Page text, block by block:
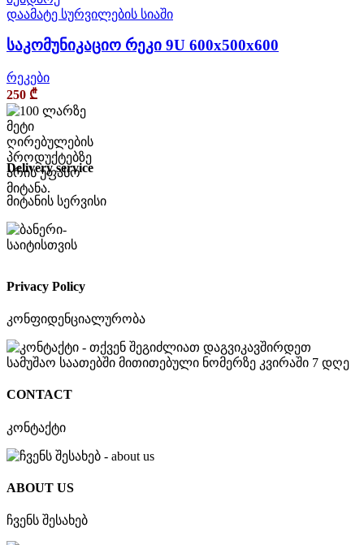
დაამატე სურვილების სიაში
საკომუნიკაციო რეკი 9U 600x500x600
რეკები
250 ₾
Delivery service
მიტანის სერვისი
Privacy Policy
კონფიდენციალურობა
CONTACT
კონტაქტი
ABOUT US
ჩვენს შესახებ